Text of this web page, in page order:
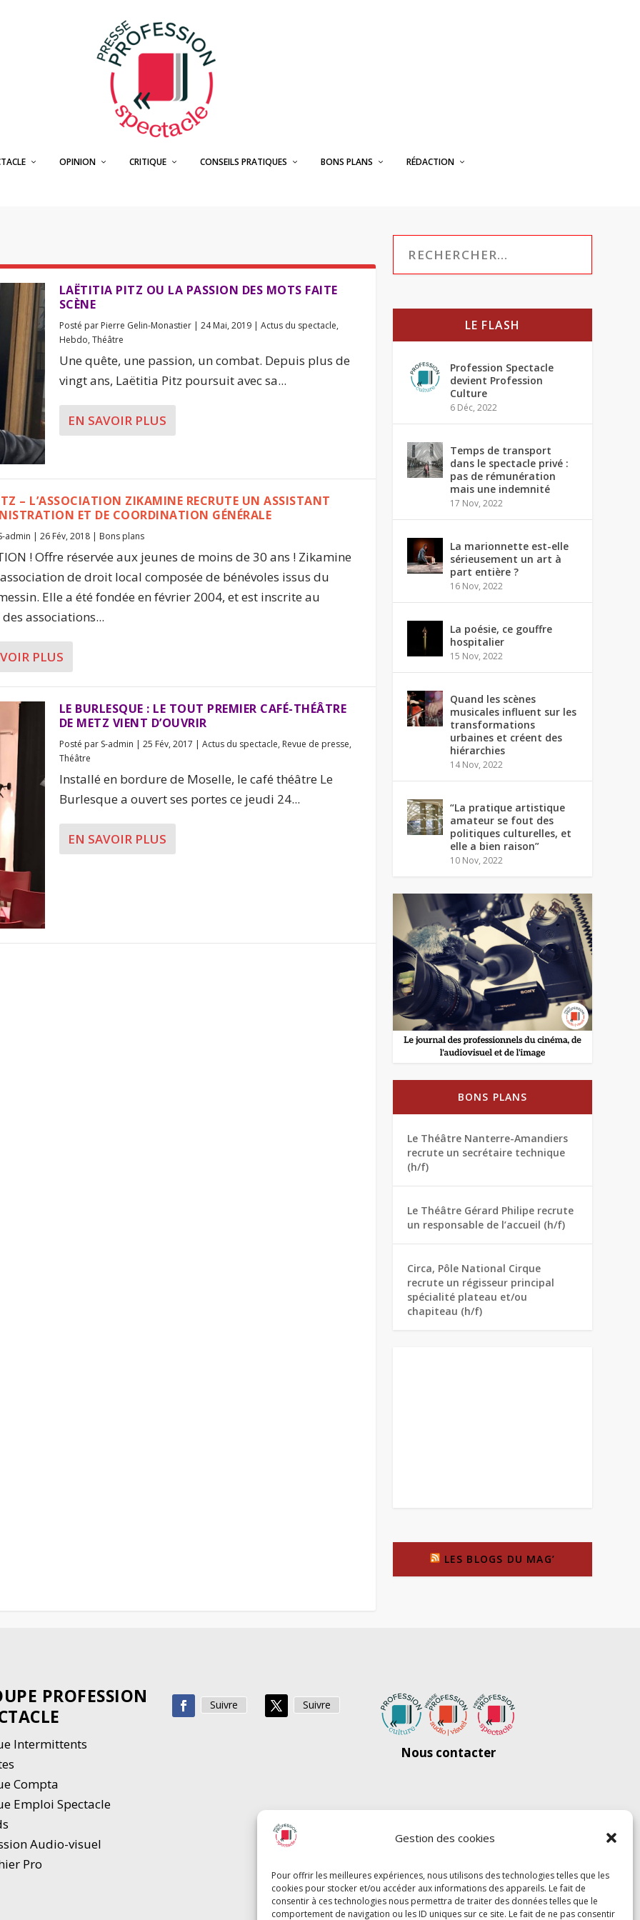
Gestion des cookies
Pour offrir les meilleures expériences, nous utilisons des technologies telles que les
cookies pour stocker et/ou accéder aux informations des appareils. Le fait de
consentir à ces technologies nous permettra de traiter des données telles que le
comportement de navigation ou les ID uniques sur ce site. Le fait de ne pas consentir
OPINION CRITIQUE CONSEILS PRATIQUES BONS PLANS RÉDACTION
LAËTITIA PITZ OU LA PASSION DES MOTS FAITE
SCÈNE
Posté par Pierre Gelin-Monastier| 24 Mai, 2019| Actus du spectacle,
Hebdo, Théâtre
Une quête, une passion, un combat. Depuis plus de
vingt ans, Laëtitia Pitz poursuit avec sa...
EN SAVOIR PLUS
– L’ASSOCIATION ZIKAMINE RECRUTE UN ASSISTANT
ET DE COORDINATION GÉNÉRALE
admin |26 Fév, 2018 | Bons plans
! Offre réservée aux jeunes de moins de 30 ans ! Zikamine
de droit local composée de bénévoles issus du
Elle a été fondée en février 2004, et est inscrite au
associations...
PLUS
LE BURLESQUE : LE TOUT PREMIER CAFÉ-THÉÂTRE
DE METZ VIENT D’OUVRIR
Posté par S-admin | 25 Fév, 2017 | Actus du spectacle, Revue de presse,
Théâtre
Installé en bordure de Moselle, le café théâtre Le
Burlesque a ouvert ses portes ce jeudi 24...
EN SAVOIR PLUS
LE FLASH
Profession Spectacle
devient Profession
Culture
6 Déc, 2022
Temps de transport
dans le spectacle privé :
pas de rémunération
mais une indemnité
17 Nov, 2022
La marionnette est-elle
sérieusement un art à
part entière ?
16 Nov, 2022
La poésie, ce gouffre
hospitalier
15 Nov, 2022
Quand les scènes
musicales influent sur les
transformations
urbaines et créent des
hiérarchies
14 Nov, 2022
“La pratique artistique
amateur se fout des
politiques culturelles, et
elle a bien raison”
10 Nov, 2022
BONS PLANS
Le Théâtre Nanterre-Amandiers
recrute un secrétaire technique
(h/f)
Le Théâtre Gérard Philipe recrute
un responsable de l’accueil (h/f)
Circa, Pôle National Cirque
recrute un régisseur principal
spécialité plateau et/ou
chapiteau (h/f)
LES BLOGS DU MAG’
PROFESSION
Intermittents
Compta
Emploi Spectacle
Audio-visuel
Pro
Suivre Suivre
Nous contacter